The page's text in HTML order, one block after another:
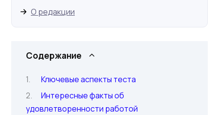
О редакции
Содержание
Ключевые аспекты теста
Интересные факты об
удовлетворенности работой